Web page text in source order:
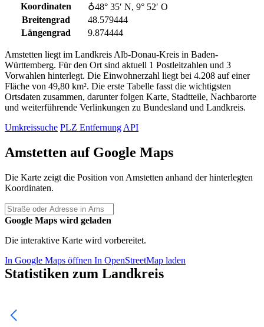
Koordinaten
♁48° 35′ N, 9° 52′ O
Breitengrad
48.579444
Längengrad
9.874444
Amstetten liegt im Landkreis Alb-Donau-Kreis in Baden-
Württemberg. Für den Ort sind aktuell 1 Postleitzahlen und 3
Vorwahlen hinterlegt. Die Einwohnerzahl liegt bei 4.208 auf einer
Fläche von 49,80 km². Die erste Tabelle fasst die wichtigsten
Ortsdaten zusammen, darunter folgen Karte, Stadtteile, Nachbarorte
und weiterführende Verlinkungen zu Bundesland und Landkreis.
Umkreissuche PLZ EntfernungAPI
Amstetten auf Google Maps
Die Karte zeigt die Position von Amstetten anhand der hinterlegten
Koordinaten.
Google Maps wird geladen
Die interaktive Karte wird vorbereitet.
In Google Maps öffnen In OpenStreetMap laden
Statistiken zum Landkreis